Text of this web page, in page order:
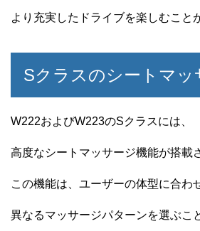
より充実したドライブを楽しむこと
Sクラスのシートマッ
W222およびW223のSクラスには、
高度なシートマッサージ機能が搭載
この機能は、ユーザーの体型に合わ
異なるマッサージパターンを選ぶこ